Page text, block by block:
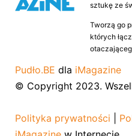
sztukę ze
Tworzą go
których
Pudło.BE dla iMagazine
© Copyright 2023.
Polityka prywatności